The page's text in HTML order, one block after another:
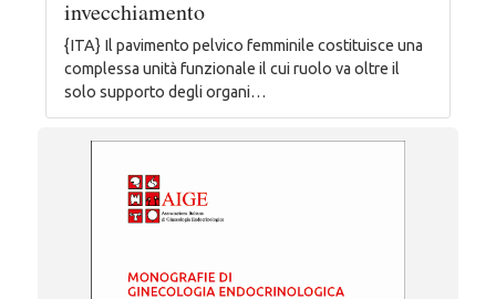
invecchiamento
{ITA} Il pavimento pelvico femminile costituisce una
complessa unità funzionale il cui ruolo va oltre il
solo supporto degli organi…